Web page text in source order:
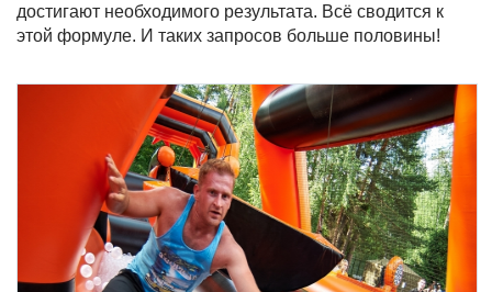
достигают необходимого результата. Всё сводится к
этой формуле. И таких запросов больше половины!